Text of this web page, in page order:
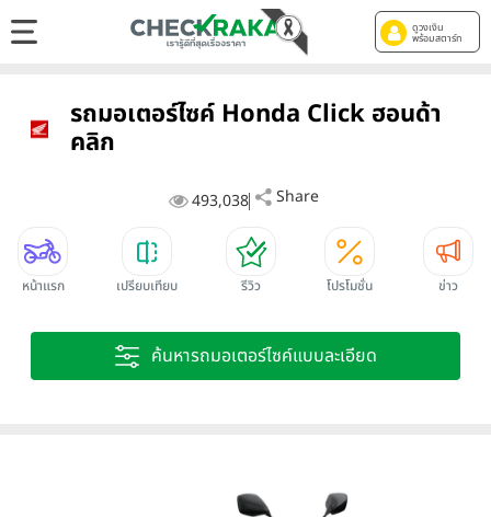
ดูวงเงิน
พร้อมสตาร์ท
รถมอเตอร์ไซค์ Honda Click ฮอนด้า
คลิก
493,038 Share
หน้าแรก เปรียบเทียบ รีวิว โปรโมชั่น ข่าว
ค้นหารถมอเตอร์ไซค์แบบละเอียด